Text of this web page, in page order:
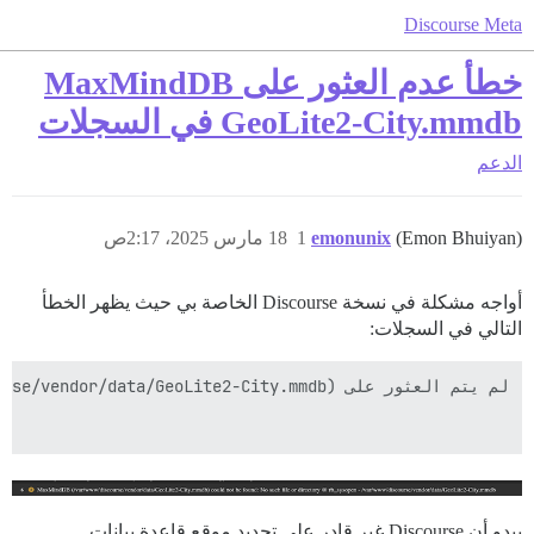
Discourse Meta
خطأ عدم العثور على MaxMindDB
GeoLite2-City.mmdb في السجلات
الدعم
emonunix (Emon Bhuiyan) 18 مارس 2025، 2:17ص 1
أواجه مشكلة في نسخة Discourse الخاصة بي حيث يظهر الخطأ
التالي في السجلات: